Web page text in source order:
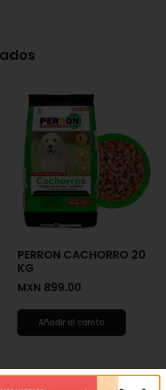
PERRON CACHORRO 20
KG
MXN 899.00
Añadir al carrito